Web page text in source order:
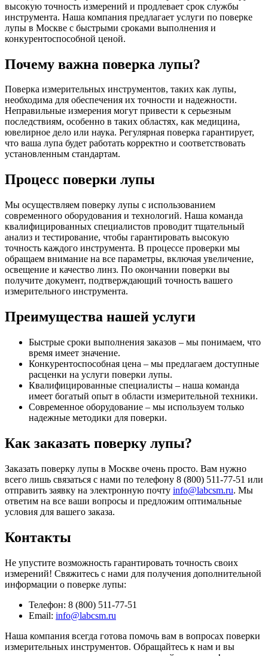
высокую точность измерений и продлевает срок службы
инструмента. Наша компания предлагает услуги по поверке
лупы в Москве с быстрыми сроками выполнения и
конкурентоспособной ценой.
Почему важна поверка лупы?
Поверка измерительных инструментов, таких как лупы,
необходима для обеспечения их точности и надежности.
Неправильные измерения могут привести к серьезным
последствиям, особенно в таких областях, как медицина,
ювелирное дело или наука. Регулярная поверка гарантирует,
что ваша лупа будет работать корректно и соответствовать
установленным стандартам.
Процесс поверки лупы
Мы осуществляем поверку лупы с использованием
современного оборудования и технологий. Наша команда
квалифицированных специалистов проводит тщательный
анализ и тестирование, чтобы гарантировать высокую
точность каждого инструмента. В процессе проверки мы
обращаем внимание на все параметры, включая увеличение,
освещение и качество линз. По окончании поверки вы
получите документ, подтверждающий точность вашего
измерительного инструмента.
Преимущества нашей услуги
Быстрые сроки выполнения заказов – мы понимаем, что
время имеет значение.
Конкурентоспособная цена – мы предлагаем доступные
расценки на услуги поверки лупы.
Квалифицированные специалисты – наша команда
имеет богатый опыт в области измерительной техники.
Современное оборудование – мы используем только
надежные методики для поверки.
Как заказать поверку лупы?
Заказать поверку лупы в Москве очень просто. Вам нужно
всего лишь связаться с нами по телефону 8 (800) 511-77-51 или
отправить заявку на электронную почту info@labcsm.ru. Мы
ответим на все ваши вопросы и предложим оптимальные
условия для вашего заказа.
Контакты
Не упустите возможность гарантировать точность своих
измерений! Свяжитесь с нами для получения дополнительной
информации о поверке лупы:
Телефон: 8 (800) 511-77-51
Email: info@labcsm.ru
Наша компания всегда готова помочь вам в вопросах поверки
измерительных инструментов. Обращайтесь к нам и вы